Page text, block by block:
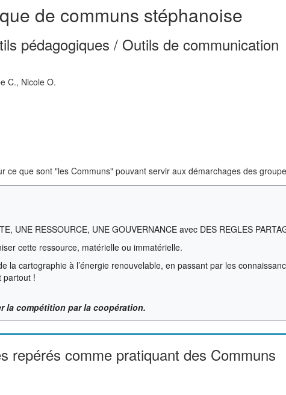
de communs stéphanoise
pédagogiques / Outils de communication
C., Nicole O.
ce que sont "les Communs" pouvant servir aux démarchages des
UNE RESSOURCE, UNE GOUVERNANCE avec DES REGLES
cette ressource, matérielle ou immatérielle.
la cartographie à l’énergie renouvelable, en passant par les
partout !
la compétition par la coopération.
repérés comme pratiquant des Communs